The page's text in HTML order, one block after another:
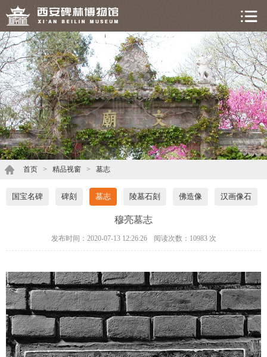
首页 > 精品视窗 > 墓志
国宝名碑 碑刻 墓志 陵墓石刻 佛造像 汉画像石
穆亮墓志
发布时间：2020-07-13 12:26:26 阅读次数： 10983 次